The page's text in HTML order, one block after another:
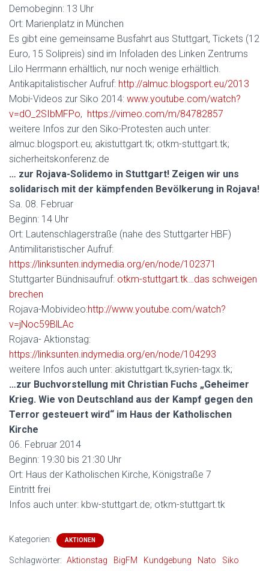
Demobeginn: 13 Uhr
Ort: Marienplatz in München
Es gibt eine gemeinsame Busfahrt aus Stuttgart, Tickets (12
Euro, 15 Solipreis) sind im Infoladen des Linken Zentrums
Lilo Herrmann erhältlich, nur noch wenige erhältlich.
Antikapitalistischer Aufruf: http://almuc.blogsport.eu/2013
Mobi-Videos zur Siko 2014: www.youtube.com/watch?
v=dO_2SIbMFPo, https://vimeo.com/m/84782857
weitere Infos zur den Siko-Protesten auch unter:
almuc.blogsport.eu; akistuttgart.tk; otkm-stuttgart.tk;
sicherheitskonferenz.de
… zur Rojava-Solidemo in Stuttgart! Zeigen wir uns
solidarisch mit der kämpfenden Bevölkerung in Rojava!
Sa. 08. Februar
Beginn: 14 Uhr
Ort: Lautenschlagerstraße (nahe des Stuttgarter HBF)
Antimilitaristischer Aufruf:
https://linksunten.indymedia.org/en/node/102371
Stuttgarter Bündnisaufruf: otkm-stuttgart.tk…das schweigen
brechen
Rojava-Mobivideo:http://www.youtube.com/watch?
v=jNoc59BlLAc
Rojava- Aktionstag:
https://linksunten.indymedia.org/en/node/104293
weitere Infos auch unter: akistuttgart.tk,syrien-tagx.tk;
…zur Buchvorstellung mit Christian Fuchs „Geheimer
Krieg. Wie von Deutschland aus der Kampf gegen den
Terror gesteuert wird“ im Haus der Katholischen
Kirche
06. Februar 2014
Beginn: 19:30 bis 21:30 Uhr
Ort: Haus der Katholischen Kirche, Königstraße 7
Eintritt frei
Infos auch unter: kbw-stuttgart.de; otkm-stuttgart.tk
Kategorien: AKTIONEN
Schlagwörter: Aktionstag BigFM Kundgebung Nato Siko